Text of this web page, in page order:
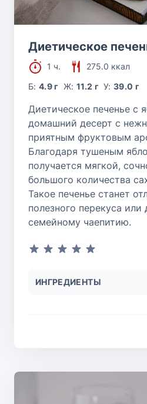
Диетическое
1 ч.
275.0 ккал
Б:4.9 г Ж: 11.2 г У:39.0 г
Диетическое печенье с
домашний десерт с
приятным фруктовым
Благодаря тушеным
получается мягкой,
большого количества
Такое печенье станет
полезного перекуса
семейному чаепитию.
ИНГРЕДИЕНТЫ